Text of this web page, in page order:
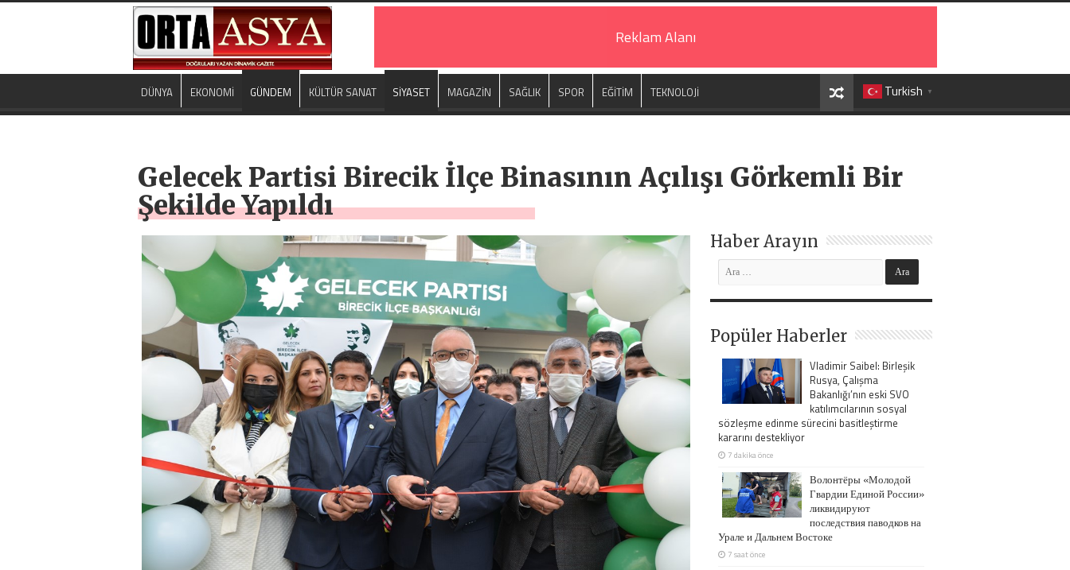
Reklam Alanı
Turkish ▼
DÜNYA EKONOMİ GÜNDEM KÜLTÜR SANAT SİYASET MAGAZİN SAĞLIK SPOR EĞİTİM TEKNOLOJİ
Gelecek Partisi Birecik İlçe Binasının Açılışı Görkemli Bir
Şekilde Yapıldı
Haber Arayın
Popüler Haberler
Vladimir Saibel: Birleşik
Rusya, Çalışma
Bakanlığı’nın eski SVO
katılımcılarının sosyal
sözleşme edinme sürecini basitleştirme
kararını destekliyor
7 dakika önce
Волонтёры «Молодой
Гвардии Единой России»
ликвидируют
последствия паводков на
Урале и Дальнем Востоке
7 saat önce